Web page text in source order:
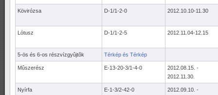
Kövirózsa D-1/1-2-0 2012.10.10-11.30
Lótusz D-1/1-2-5 2012.11.04-12.15
5-ös és 6-os részvízgyûjtõk Térkép és Térkép
Mûszerész E-13-20-3/1-4-0
2012.08.15. -
2012.11.30.
Nyírfa E-1-3/2-42-0
2012.09.10. -